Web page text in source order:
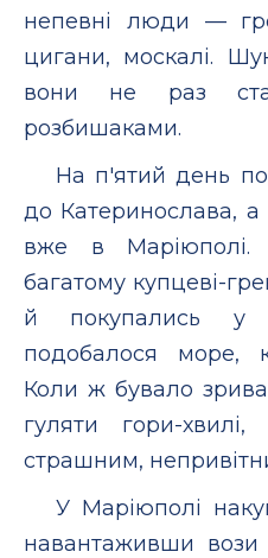
непевні люди —
цигани, москалі.
вони не раз
розбишаками.
На п'ятий день
до Катеринослава,
вже в
багатому купцеві-
й покупались у
подобалося море,
Коли ж бувало
гуляти гори-
страшним,
У Маріюполі
навантаживши